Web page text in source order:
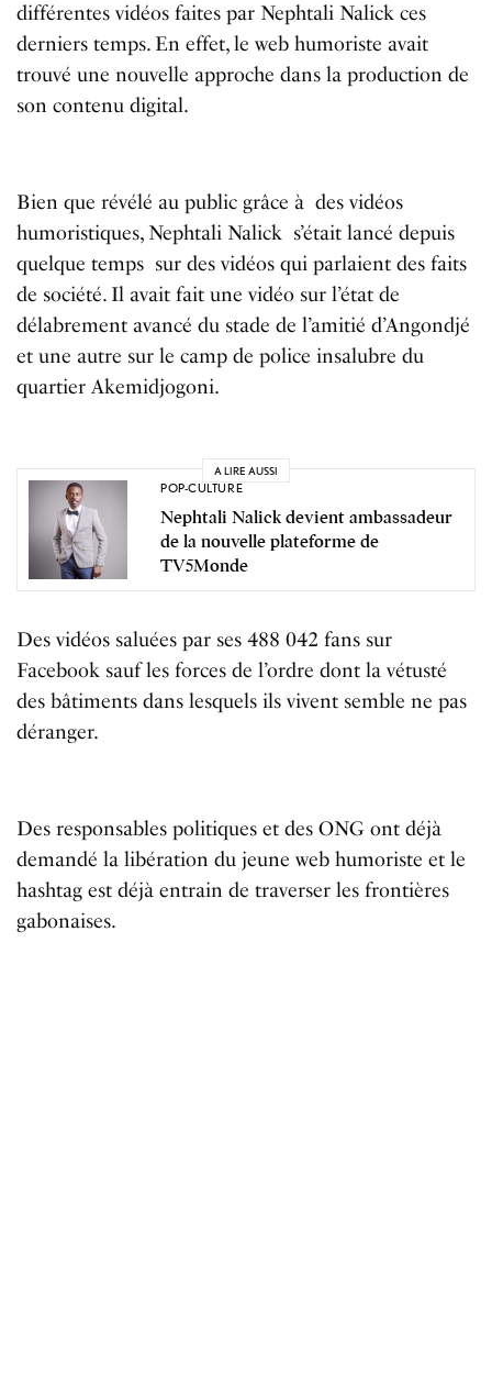
différentes vidéos faites par Nephtali Nalick ces
derniers temps. En effet, le web humoriste avait
trouvé une nouvelle approche dans la production de
son contenu digital.
Bien que révélé au public grâce à des vidéos
humoristiques, Nephtali Nalick s’était lancé depuis
quelque temps sur des vidéos qui parlaient des faits
de société. Il avait fait une vidéo sur l’état de
délabrement avancé du stade de l’amitié d’Angondjé
et une autre sur le camp de police insalubre du
quartier Akemidjogoni.
A LIRE AUSSI
POP-CULTURE
Nephtali Nalick devient ambassadeur
de la nouvelle plateforme de
TV5Monde
Des vidéos saluées par ses 488 042 fans sur
Facebook sauf les forces de l’ordre dont la vétusté
des bâtiments dans lesquels ils vivent semble ne pas
déranger.
Des responsables politiques et des ONG ont déjà
demandé la libération du jeune web humoriste et le
hashtag est déjà entrain de traverser les frontières
gabonaises.